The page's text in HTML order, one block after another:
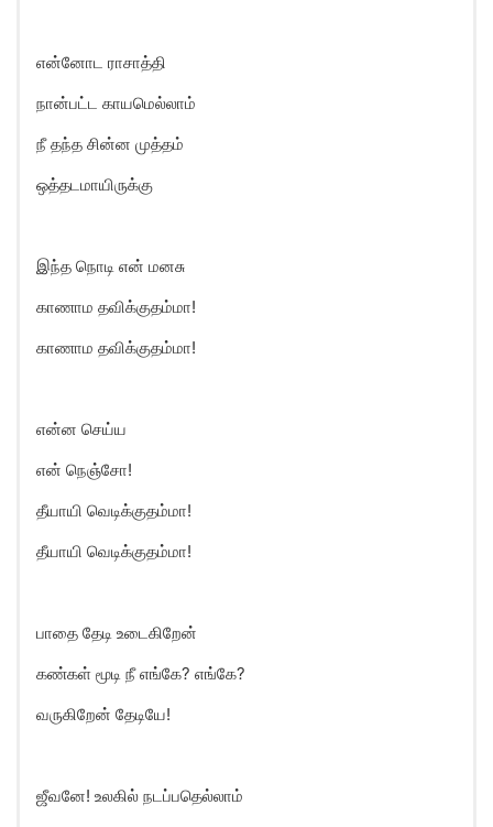
என்னோட ராசாத்தி
நான்பட்ட காயமெல்லாம்
நீ தந்த சின்ன முத்தம்
ஒத்தடமாயிருக்கு
இந்த நொடி என் மனசு
காணாம தவிக்குதம்மா!
காணாம தவிக்குதம்மா!
என்ன செய்ய
என் நெஞ்சோ!
தீயாயி வெடிக்குதம்மா!
தீயாயி வெடிக்குதம்மா!
பாதை தேடி உடைகிறேன்
கண்கள் மூடி நீ எங்கே? எங்கே?
வருகிறேன் தேடியே!
ஜீவனே! உலகில் நடப்பதெல்லாம்